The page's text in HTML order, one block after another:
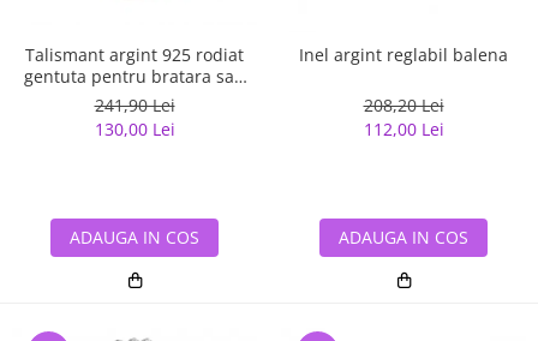
Talismant argint 925 rodiat
gentuta pentru bratara sau
lant
241,90 Lei
130,00 Lei
ADAUGA IN COS
Inel argint reglabil balena
208,20 Lei
112,00 Lei
ADAUGA IN COS